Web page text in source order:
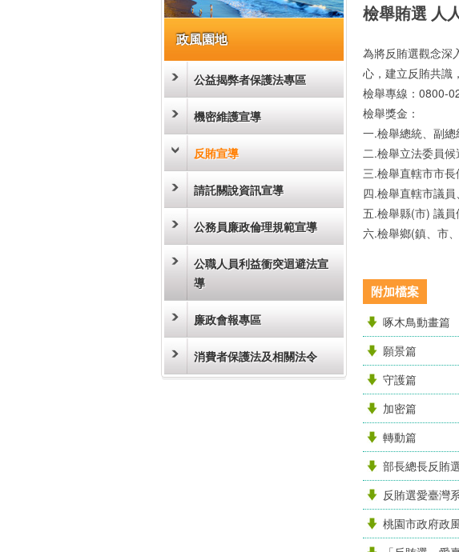
政風園地
公益揭弊者保護法專區
機密維護宣導
反賄宣導
請託關說資訊宣導
公務員廉政倫理規範宣導
公職人員利益衝突迴避法宣
導
廉政會報專區
消費者保護法及相關法令
檢舉賄選 人
為將反賄選觀念深
心，建立反賄共識
檢舉專線：0800-
檢舉獎金：
一.檢舉總統、副總
二.檢舉立法委員候
三.檢舉直轄市市長
四.檢舉直轄市議
五.檢舉縣(市) 議員
六.檢舉鄉(鎮、市
附加檔案
啄木鳥動畫篇
願景篇
守護篇
加密篇
轉動篇
部長總長反賄
反賄選愛臺灣
桃園市政府政